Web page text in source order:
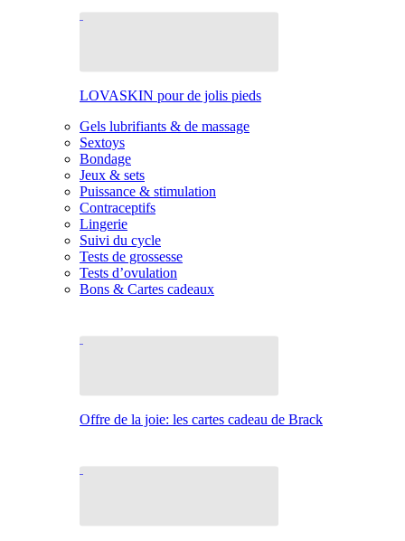
LOVASKIN pour de jolis pieds
Gels lubrifiants & de massage
Sextoys
Bondage
Jeux & sets
Puissance & stimulation
Contraceptifs
Lingerie
Suivi du cycle
Tests de grossesse
Tests d’ovulation
Bons & Cartes cadeaux
Offre de la joie: les cartes cadeau de Brack